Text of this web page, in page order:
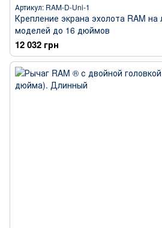
Артикул: RAM-D-Uni-1
Крепление экрана эхолота RAM
моделей до 16 дюймов
12 032 грн